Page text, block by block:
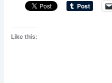
Like this: